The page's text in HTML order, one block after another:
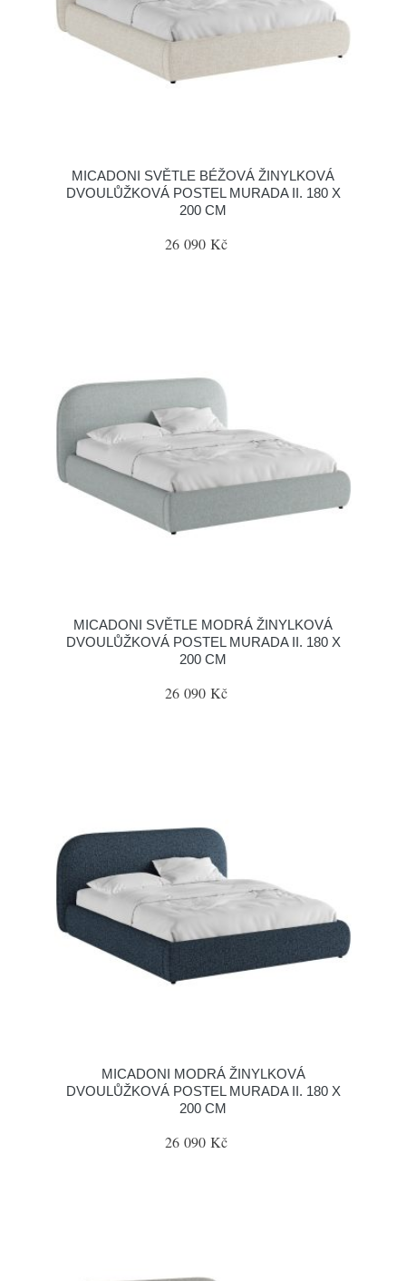
MICADONI SVĚTLE BÉŽOVÁ ŽINYLKOVÁ
DVOULŮŽKOVÁ POSTEL MURADA II. 180 X
200 CM
26 090 Kč
MICADONI SVĚTLE MODRÁ ŽINYLKOVÁ
DVOULŮŽKOVÁ POSTEL MURADA II. 180 X
200 CM
26 090 Kč
MICADONI MODRÁ ŽINYLKOVÁ
DVOULŮŽKOVÁ POSTEL MURADA II. 180 X
200 CM
26 090 Kč